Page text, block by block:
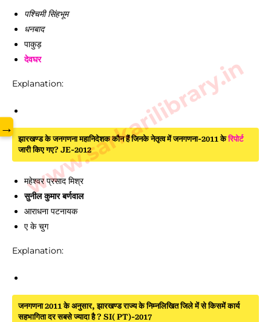
पश्चिमी सिंहभूम
धनबाद
पाकुड़
देवघर
Explanation:
झारखण्ड के जनगणना महानिदेशक कौन हैं जिनके नेतृत्व में जनगणना-2011 केरिपोर्ट
जारी किए गए? JE-2012
महेश्वर प्रसाद मिश्र
सुनील कुमार बर्णवाल
आराधना पटनायक
ए के चुग
Explanation:
जनगणना 2011 के अनुसार, झारखण्ड राज्य के निम्नलिखित जिले में से किसमें कार्य
सहभागिता दर सबसे ज्यादा है ? SI( PT)-2017
www.sarkarilibrary.in
→